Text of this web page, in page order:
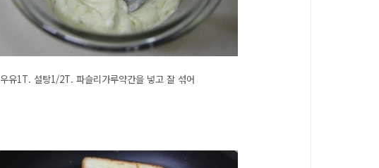
유1T. 설탕1/2T. 파슬리가루약간을 넣고 잘 섞어